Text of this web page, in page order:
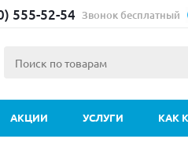
555-52-54 Звонок бесплатный
АКЦИИ УСЛУГИ КАК